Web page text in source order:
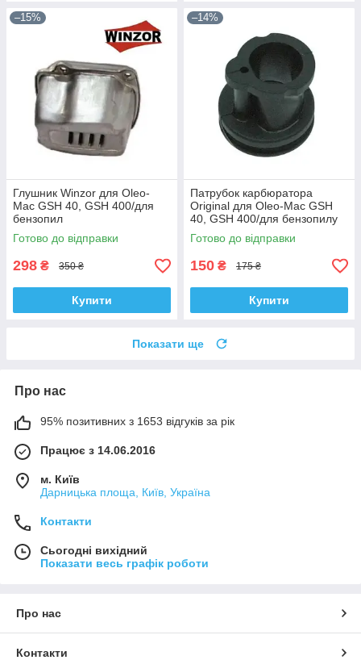
–15%
Глушник Winzor для Oleo-
Mac GSH 40, GSH 400/для
бензопил
Готово до відправки
298 ₴ 350 ₴
Купити
–14%
Патрубок карбюратора
Original для Oleo-Mac GSH
40, GSH 400/для бензопилу
Готово до відправки
150 ₴ 175 ₴
Купити
Показати ще
Про нас
95% позитивних з 1653 відгуків за рік
Працює з 14.06.2016
м. Київ
Дарницька площа, Київ, Україна
Контакти
Сьогодні вихідний
Показати весь графік роботи
Про нас
Контакти